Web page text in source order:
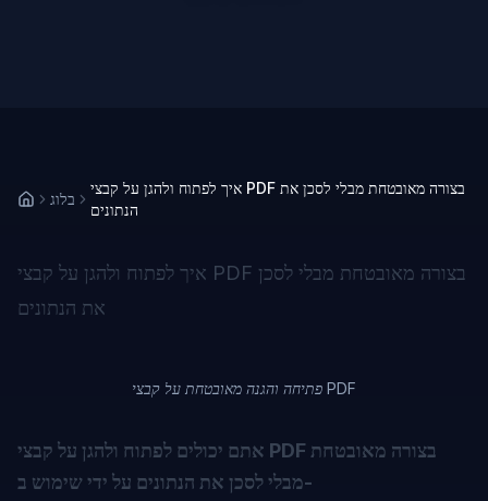
בלוג
איך לפתוח ולהגן על קבצי PDF בצורה מאובטחת מבלי לסכן את
הנתונים
איך לפתוח ולהגן על קבצי PDF בצורה מאובטחת מבלי לסכן
את הנתונים
פתיחה והגנה מאובטחת על קבצי PDF
אתם יכולים לפתוח ולהגן על קבצי PDF בצורה מאובטחת
מבלי לסכן את הנתונים על ידי שימוש ב-